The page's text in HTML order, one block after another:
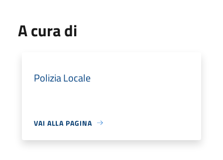
A cura di
Polizia Locale
VAI ALLA PAGINA